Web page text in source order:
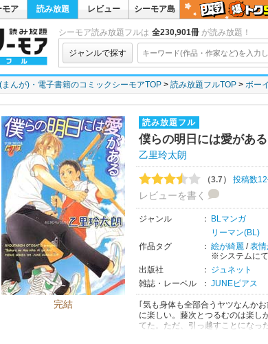
モア 読み放題 レビュー シーモア島
シーモア読み放題フルは 全230,901冊 が読み放題！
ジャンルで探す
まんが)・電子書籍のコミックシーモアTOP 読み放題フルTOP ボー
完結
読み放題フル
僕らの明日には愛がある
乙里玲太朗
（3.7） 投稿数
レビューを書く
ジャンル ： BLマンガ
リーマン(BL)
作品タグ
： 絵が綺麗 /表
※システムに
出版社
： ジュネット
雑誌・レーベル
： JUNEピアス
｢気も身体も全部合うヤツなんか
に楽しい。藤次とつるむのは楽し
てた。ただ、引っ越すことになっ
も、お前が好きだったからなん